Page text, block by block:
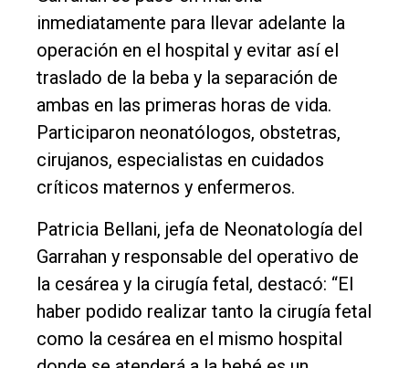
inmediatamente para llevar adelante la
operación en el hospital y evitar así el
traslado de la beba y la separación de
ambas en las primeras horas de vida.
Participaron neonatólogos, obstetras,
cirujanos, especialistas en cuidados
críticos maternos y enfermeros.
Patricia Bellani, jefa de Neonatología del
Garrahan y responsable del operativo de
la cesárea y la cirugía fetal, destacó: “El
haber podido realizar tanto la cirugía fetal
como la cesárea en el mismo hospital